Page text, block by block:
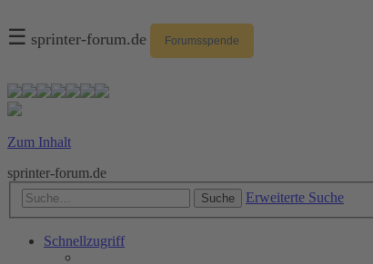
☰ sprinter-forum.de Forumsspende
Zum Inhalt
sprinter-forum.de
Suche Erweiterte Suche
Schnellzugriff